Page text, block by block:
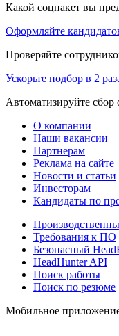
Какой соцпакет вы
Оформляйте
Проверяйте
Ускорьте подбор в 2
Автоматизируйте сбор
О компании
Наши вакансии
Партнерам
Реклама на сайте
Новости и статьи
Инвесторам
Кандидаты по
Требования к ПО
Безопасный
HeadHunter API
Поиск работы
Поиск по резюме
Мобильное